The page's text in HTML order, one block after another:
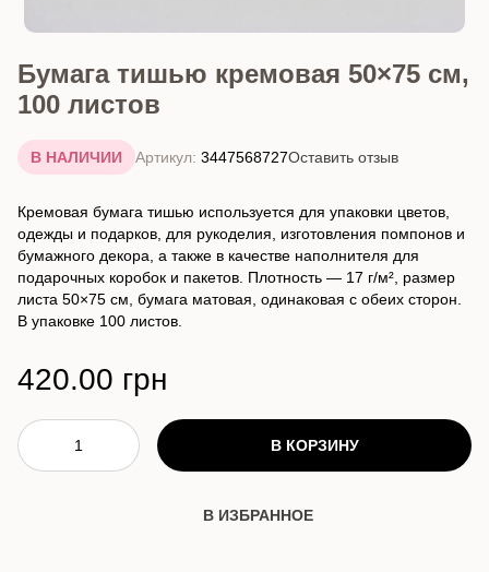
Бумага тишью кремовая 50×75 см,
100 листов
В НАЛИЧИИ Артикул: 3447568727Оставить отзыв
Кремовая бумага тишью используется для упаковки цветов,
одежды и подарков, для рукоделия, изготовления помпонов и
бумажного декора, а также в качестве наполнителя для
подарочных коробок и пакетов. Плотность — 17 г/м², размер
листа 50×75 см, бумага матовая, одинаковая с обеих сторон.
В упаковке 100 листов.
420.00 грн
В КОРЗИНУ
В ИЗБРАННОЕ